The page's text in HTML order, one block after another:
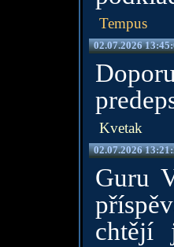
Tempus
02.07.2026
Kvetak
02.07.2026
Guru
chtějí